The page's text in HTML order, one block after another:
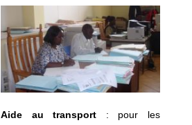
Aide au transport : pour les